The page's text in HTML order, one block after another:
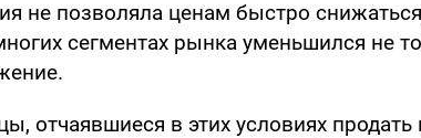
не позволяла ценам быстро
сегментах рынка уменьшился не
отчаявшиеся в этих условиях